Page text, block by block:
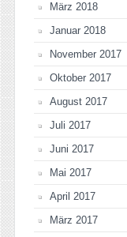
März 2018
Januar 2018
November 2017
Oktober 2017
August 2017
Juli 2017
Juni 2017
Mai 2017
April 2017
März 2017